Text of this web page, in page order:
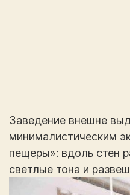
Заведение внешне
минималистическим
пещеры»: вдоль стен
светлые тона и